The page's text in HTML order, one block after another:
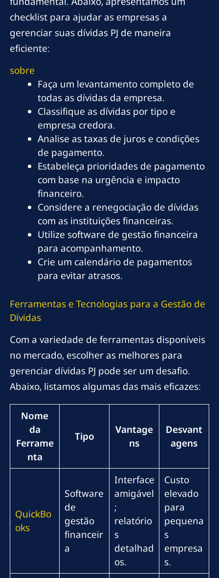
checklist para ajudar as empresas a
gerenciar suas dívidas PJ de maneira
eficiente:
sobre
Faça um levantamento completo de
todas as dívidas da empresa.
Classifique as dívidas por tipo e
empresa credora.
Analise as taxas de juros e condições
de pagamento.
Estabeleça prioridades de pagamento
com base na urgência e impacto
financeiro.
Considere a renegociação de dívidas
com as instituições financeiras.
Utilize software de gestão financeira
para acompanhamento.
Crie um calendário de pagamentos
para evitar atrasos.
Ferramentas e Tecnologias para a Gestão de
Dívidas
Com a variedade de ferramentas disponíveis
no mercado, escolher as melhores para
gerenciar dívidas PJ pode ser um desafio.
Abaixo, listamos algumas das mais eficazes:
Nome
da
Ferrame
nta
Tipo
Vantage
ns
Desvant
agens
QuickBo
oks
Software
de
gestão
financeir
a
Interface
amigável
;
relatório
s
detalhad
os.
Custo
elevado
para
pequena
s
empresa
s.